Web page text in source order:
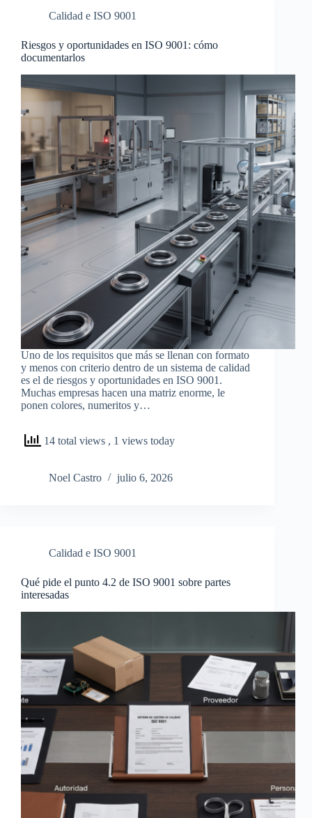
Calidad e ISO 9001
Riesgos y oportunidades en ISO 9001: cómo
documentarlos
Uno de los requisitos que más se llenan con formato
y menos con criterio dentro de un sistema de calidad
es el de riesgos y oportunidades en ISO 9001.
Muchas empresas hacen una matriz enorme, le
ponen colores, numeritos y…
14 total views , 1 views today
Noel Castro julio 6, 2026
Calidad e ISO 9001
Qué pide el punto 4.2 de ISO 9001 sobre partes
interesadas